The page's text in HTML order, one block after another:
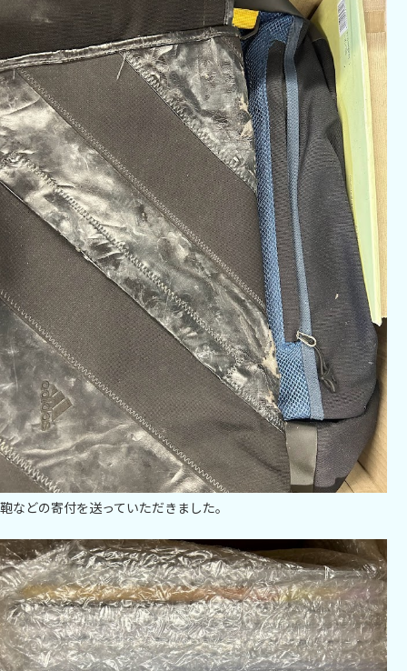
鞄などの寄付を送っていただきました。